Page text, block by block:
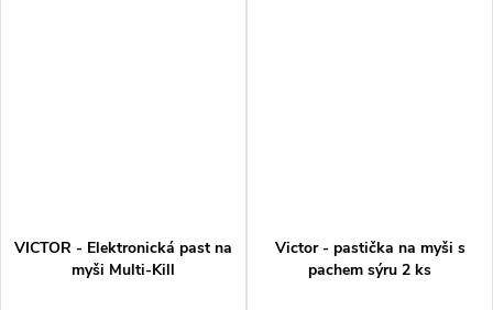
VICTOR - Elektronická past na
myši Multi-Kill
Victor - pastička na myši s
pachem sýru 2 ks